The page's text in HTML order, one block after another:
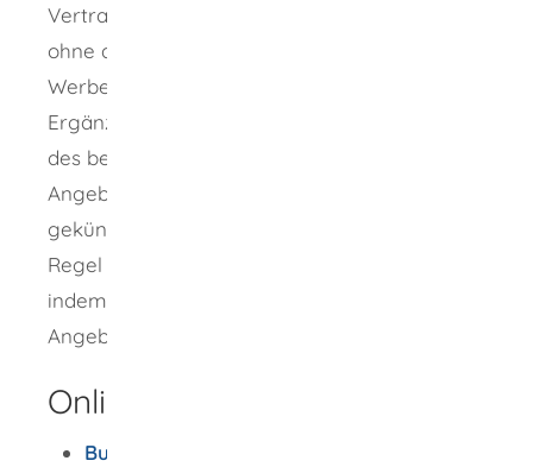
Vertragsverhältnis besteht, darf dieses Sie
ohne ausdrückliche Einwilligung nicht zu
Werbezwecken anrufen. Dies gilt auch für
Ergänzungen, Änderungen und Ausweitungen
des bestehenden Vertrags oder neue
Angebote.
gekündigt haben, darf der Anbieter in der
Regel keine "Nachfasswerbung" betreiben,
indem er Ihnen telefonisch alternative
Angebote unterbreitet.
Onlineantrag und Formulare
Bundesnetzagentur - Beschwerde online